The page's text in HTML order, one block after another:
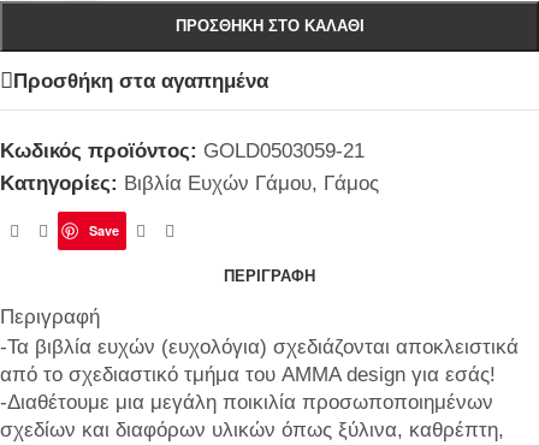
ΠΡΟΣΘΉΚΗ ΣΤΟ ΚΑΛΆΘΙ
Προσθήκη στα αγαπημένα
Κωδικός προϊόντος: GOLD0503059-21
Κατηγορίες: Βιβλία Ευχών Γάμου, Γάμος
Save
ΠΕΡΙΓΡΑΦΉ
Περιγραφή
-Τα βιβλία ευχών (ευχολόγια) σχεδιάζονται αποκλειστικά
από το σχεδιαστικό τμήμα του AMMA design για εσάς!
-Διαθέτουμε μια μεγάλη ποικιλία προσωποποιημένων
σχεδίων και διαφόρων υλικών όπως ξύλινα, καθρέπτη,